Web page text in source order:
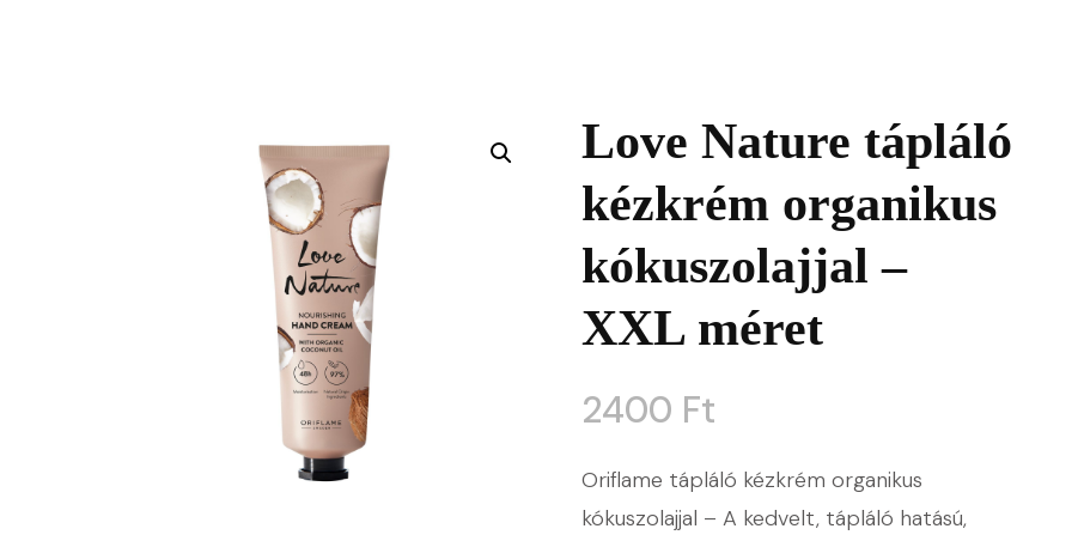
Love Nature tápláló
kézkrém organikus
kókuszolajjal –
XXL méret
2400 Ft
Oriflame tápláló kézkrém organikus
kókuszolajjal – A kedvelt, tápláló hatású,